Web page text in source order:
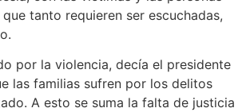
tanto requieren ser escuchadas,
por la violencia, decía el presidente
las familias sufren por los delitos
A esto se suma la falta de justicia